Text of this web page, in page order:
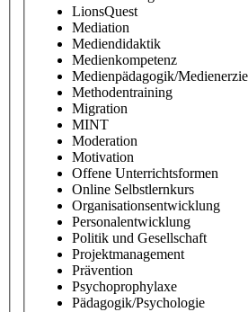
LionsQuest
Mediation
Mediendidaktik
Medienkompetenz
Medienpädagogik/
Methodentraining
Migration
MINT
Moderation
Motivation
Offene Unterrichtsformen
Online Selbstlernkurs
Organisationsentwicklung
Personalentwicklung
Politik und Gesellschaft
Projektmanagement
Prävention
Psychoprophylaxe
Pädagogik/Psychologie